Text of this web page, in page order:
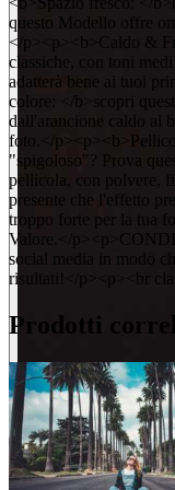
questo Modello offre
</p><p><b>Caldo &
classiche, con toni
adatterà bene ai tuoi
colore: </b>scopri
dall'arancione caldo al
foto.</
"spigoloso"? Prova
pellicola, con polvere,
presente che l'effetto
troppo forte per la tua
Valore.</
social media in modo
risultati!</p><p><br
Prodotti